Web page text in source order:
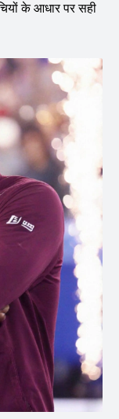
के आधार पर सही